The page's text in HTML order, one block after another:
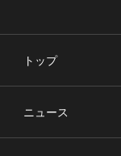
トップ
ニュース